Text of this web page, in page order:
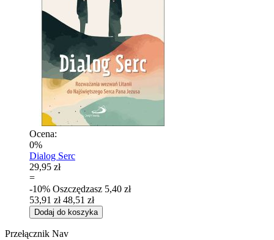
Ocena:
0%
Dialog Serc
29,95 zł
=
-10% Oszczędzasz 5,40 zł
53,91 zł 48,51 zł
Dodaj do koszyka
Przełącznik Nav